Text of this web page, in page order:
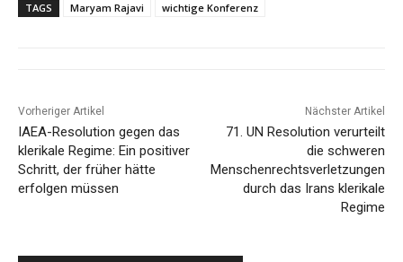
TAGS Maryam Rajavi wichtige Konferenz
Vorheriger Artikel
IAEA-Resolution gegen das
klerikale Regime: Ein positiver
Schritt, der früher hätte
erfolgen müssen
Nächster Artikel
71. UN Resolution verurteilt
die schweren
Menschenrechtsverletzungen
durch das Irans klerikale
Regime